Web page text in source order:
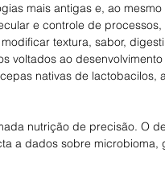
mais antigas e, ao
e controle de
textura, sabor,
voltados ao
nativas de
nutrição de precisão. O
a dados sobre